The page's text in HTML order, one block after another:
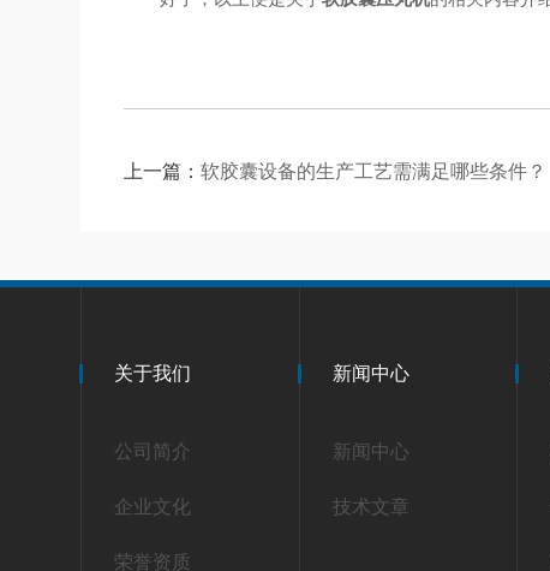
上一篇：软胶囊设备的生产工艺需满足哪些条件？
关于我们
公司简介
企业文化
荣誉资质
新闻中心
新闻中心
技术文章